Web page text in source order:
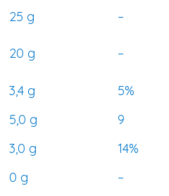
25 g
–
20 g –
3,4 g
5%
5,0 g
9
3,0 g
14%
0 g
–